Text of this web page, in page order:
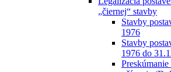
„čiernej“ stavby
Stavby
1976
Stavby
1976 do